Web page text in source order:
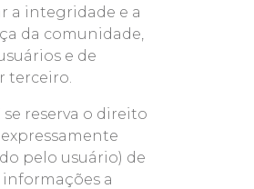
a integridade e a
da comunidade,
e de
terceiro.
se reserva o direito
pelo usuário) de
a